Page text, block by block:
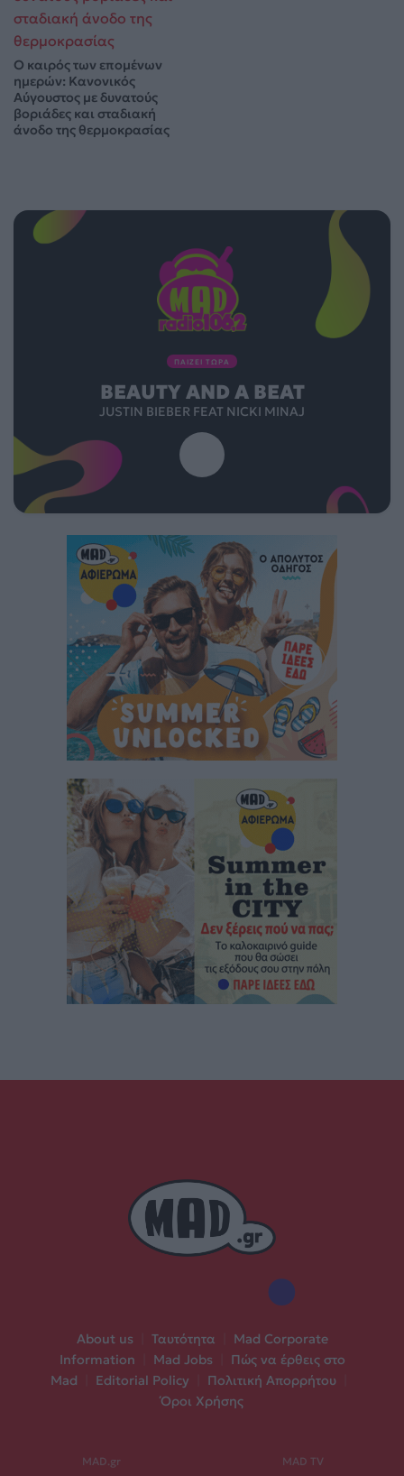
Ο καιρός των επομένων
ημερών: Κανονικός
Αύγουστος με δυνατούς
βοριάδες και σταδιακή
άνοδο της θερμοκρασίας
ΠΑΙΖΕΙ ΤΩΡΑ
BEAUTY AND A BEAT
JUSTIN BIEBER FEAT NICKI MINAJ
About us Ταυτότητα
Mad Corporate
Information
Mad Jobs
Πώς να έρθεις στο
Mad
Editorial Policy Πολιτική Απορρήτου
Όροι Χρήσης
MAD.gr MAD TV